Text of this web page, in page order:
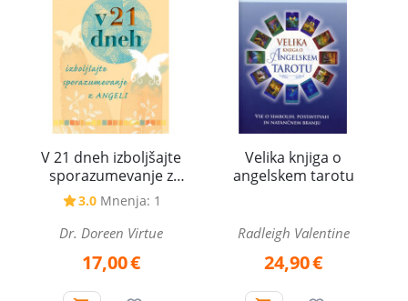
V 21 dneh izboljšajte
sporazumevanje z
angeli
3.0 Mnenja: 1
Dr. Doreen Virtue
17,00€
Velika knjiga o
angelskem tarotu
Radleigh Valentine
24,90€